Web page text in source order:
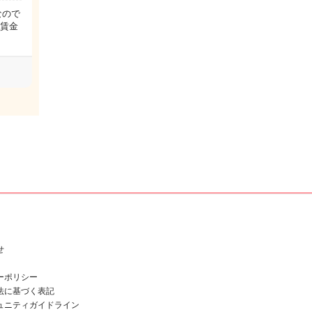
ので
金
ポリシー
に基づく表記
ニティガイドライン